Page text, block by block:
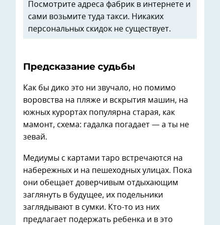
Посмотрите адреса фабрик в интернете и
сами возьмите туда такси. Никаких
персональных скидок не существует.
Предсказание судьбы
Как бы дико это ни звучало, но помимо
воровства на пляже и вскрытия машин, на
южных курортах популярна старая, как
мамонт, схема: гадалка погадает — а ты не
зевай.
Медиумы с картами таро встречаются на
набережных и на пешеходных улицах. Пока
они обещает доверчивым отдыхающим
заглянуть в будущее, их подельники
заглядывают в сумки. Кто-то из них
предлагает подержать ребенка и в это